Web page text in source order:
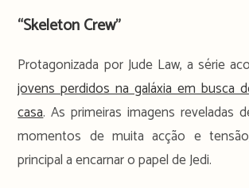
“Skeleton Crew”
Protagonizada por Jude Law, a série
jovens perdidos na galáxia em busca
casa. As primeiras imagens reveladas
momentos de muita acção e
principal a encarnar o papel de Jedi.